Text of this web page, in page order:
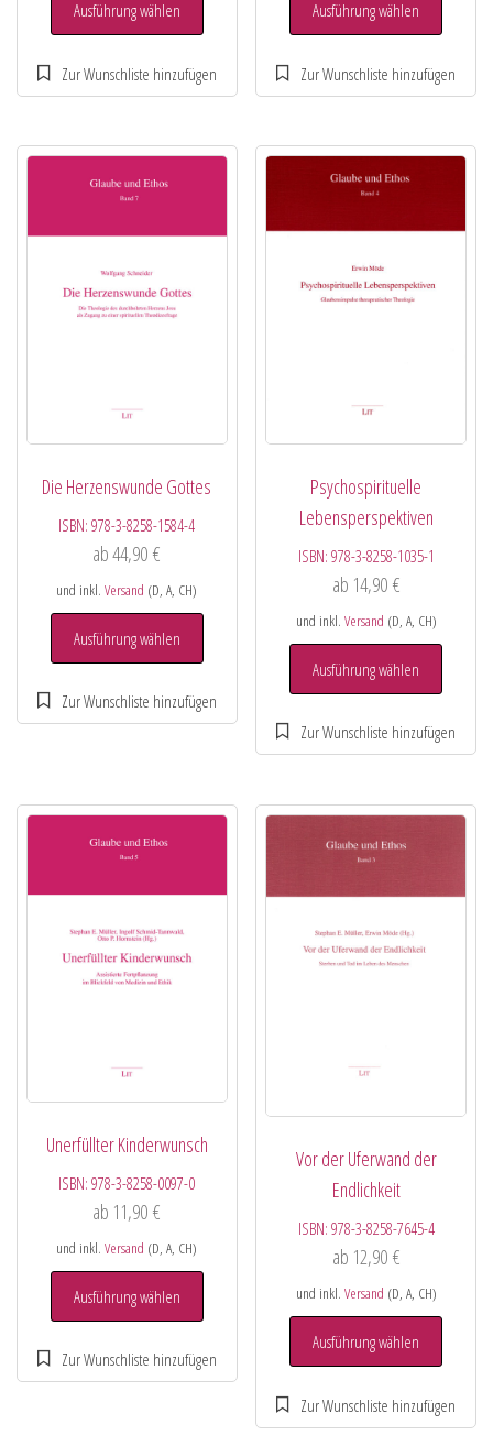
Ausführung wählen Ausführung wählen
Die Herzenswunde Gottes
ISBN:978-3-8258-1584-4
ab44,90€
und inkl.Versand (D, A, CH)
Ausführung wählen
Psychospirituelle
Lebensperspektiven
ISBN: 978-3-8258-1035-1
ab 14,90 €
und inkl. Versand (D, A, CH)
Ausführung wählen
Unerfüllter Kinderwunsch
ISBN:978-3-8258-0097-0
ab 11,90€
und inkl.Versand (D, A, CH)
Ausführung wählen
Vor der Uferwand der
Endlichkeit
ISBN: 978-3-8258-7645-4
ab 12,90 €
und inkl. Versand (D, A, CH)
Ausführung wählen